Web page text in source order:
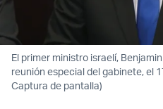
El primer ministro israelí,
reunión especial del gabinete, el
Captura de pantalla)